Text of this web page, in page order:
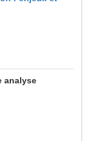
analyse